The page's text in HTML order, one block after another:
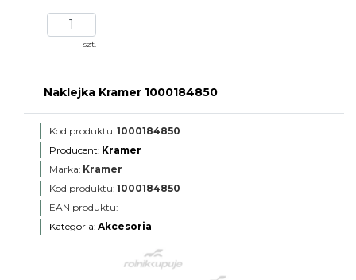
szt.
Naklejka Kramer 1000184850
Kod produktu: 1000184850
Producent: Kramer
Marka: Kramer
Kod produktu: 1000184850
EAN produktu:
Kategoria: Akcesoria